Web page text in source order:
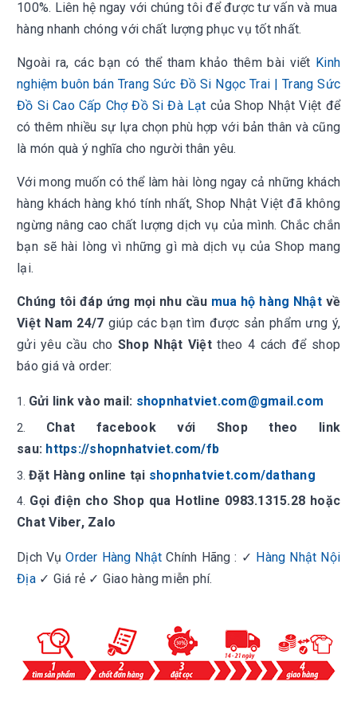
100%. Liên hệ ngay với chúng tôi để được tư vấn và mua
hàng nhanh chóng với chất lượng phục vụ tốt nhất.
Ngoài ra, các bạn có thể tham khảo thêm bài viết Kinh
nghiệm buôn bán Trang Sức Đồ Si Ngọc Trai | Trang Sức
Đồ Si Cao Cấp Chợ Đồ Si Đà Lạt của Shop Nhật Việt để
có thêm nhiều sự lựa chọn phù hợp với bản thân và cũng
là món quà ý nghĩa cho người thân yêu.
Với mong muốn có thể làm hài lòng ngay cả những khách
hàng khách hàng khó tính nhất, Shop Nhật Việt đã không
ngừng nâng cao chất lượng dịch vụ của mình. Chắc chắn
bạn sẽ hài lòng vì những gì mà dịch vụ của Shop mang
lại.
Chúng tôi đáp ứng mọi nhu cầu mua hộ hàng Nhậtvề
Việt Nam 24/7 giúp các bạn tìm được sản phẩm ưng ý,
gửi yêu cầu cho Shop Nhật Việttheo 4 cách để shop
báo giá và order:
Gửi link vào mail: shopnhatviet.com@gmail.com
Chat facebook với Shop theo link
sau: https://shopnhatviet.com/fb
Đặt Hàng online tại shopnhatviet.com/dathang
Gọi điện cho Shop qua Hotline 0983.1315.28 hoặc
Chat Viber, Zalo
Dịch VụOrder Hàng Nhật Chính Hãng : ✓ Hàng Nhật Nội
Địa✓ Giá rẻ ✓ Giao hàng miễn phí.